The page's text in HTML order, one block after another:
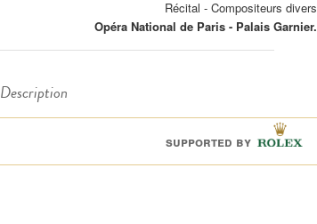
Récital - Compositeurs divers
Opéra National de Paris - Palais Garnier.
Description
supported by